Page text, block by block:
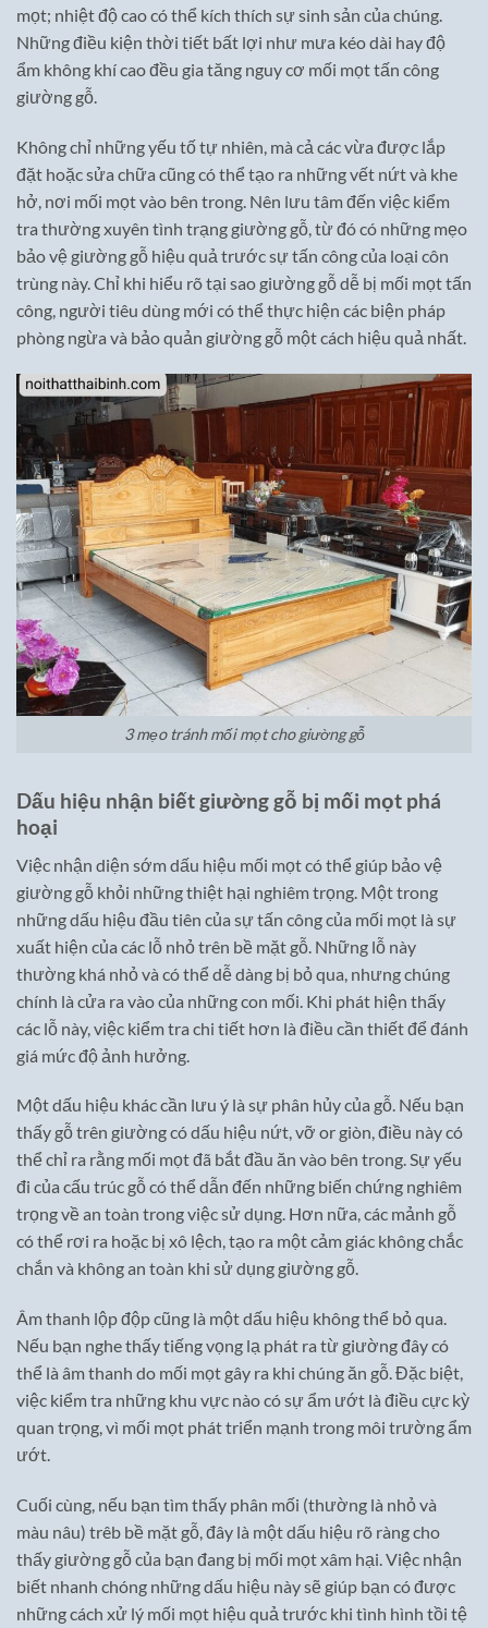
mọt; nhiệt độ cao có thể kích thích sự sinh sản của chúng.
Những điều kiện thời tiết bất lợi như mưa kéo dài hay độ
ẩm không khí cao đều gia tăng nguy cơ mối mọt tấn công
giường gỗ.
Không chỉ những yếu tố tự nhiên, mà cả các vừa được lắp
đặt hoặc sửa chữa cũng có thể tạo ra những vết nứt và khe
hở, nơi mối mọt vào bên trong. Nên lưu tâm đến việc kiểm
tra thường xuyên tình trạng giường gỗ, từ đó có những mẹo
bảo vệ giường gỗ hiệu quả trước sự tấn công của loại côn
trùng này. Chỉ khi hiểu rõ tại sao giường gỗ dễ bị mối mọt tấn
công, người tiêu dùng mới có thể thực hiện các biện pháp
phòng ngừa và bảo quản giường gỗ một cách hiệu quả nhất.
3 mẹo tránh mối mọt cho giường gỗ
Dấu hiệu nhận biết giường gỗ bị mối mọt phá
hoại
Việc nhận diện sớm dấu hiệu mối mọt có thể giúp bảo vệ
giường gỗ khỏi những thiệt hại nghiêm trọng. Một trong
những dấu hiệu đầu tiên của sự tấn công của mối mọt là sự
xuất hiện của các lỗ nhỏ trên bề mặt gỗ. Những lỗ này
thường khá nhỏ và có thể dễ dàng bị bỏ qua, nhưng chúng
chính là cửa ra vào của những con mối. Khi phát hiện thấy
các lỗ này, việc kiểm tra chi tiết hơn là điều cần thiết để đánh
giá mức độ ảnh hưởng.
Một dấu hiệu khác cần lưu ý là sự phân hủy của gỗ. Nếu bạn
thấy gỗ trên giường có dấu hiệu nứt, vỡ or giòn, điều này có
thể chỉ ra rằng mối mọt đã bắt đầu ăn vào bên trong. Sự yếu
đi của cấu trúc gỗ có thể dẫn đến những biến chứng nghiêm
trọng về an toàn trong việc sử dụng. Hơn nữa, các mảnh gỗ
có thể rơi ra hoặc bị xô lệch, tạo ra một cảm giác không chắc
chắn và không an toàn khi sử dụng giường gỗ.
Âm thanh lộp độp cũng là một dấu hiệu không thể bỏ qua.
Nếu bạn nghe thấy tiếng vọng lạ phát ra từ giường đây có
thể là âm thanh do mối mọt gây ra khi chúng ăn gỗ. Đặc biệt,
việc kiểm tra những khu vực nào có sự ẩm ướt là điều cực kỳ
quan trọng, vì mối mọt phát triển mạnh trong môi trường ẩm
ướt.
Cuối cùng, nếu bạn tìm thấy phân mối (thường là nhỏ và
màu nâu) trêb bề mặt gỗ, đây là một dấu hiệu rõ ràng cho
thấy giường gỗ của bạn đang bị mối mọt xâm hại. Việc nhận
biết nhanh chóng những dấu hiệu này sẽ giúp bạn có được
những cách xử lý mối mọt hiệu quả trước khi tình hình tồi tệ